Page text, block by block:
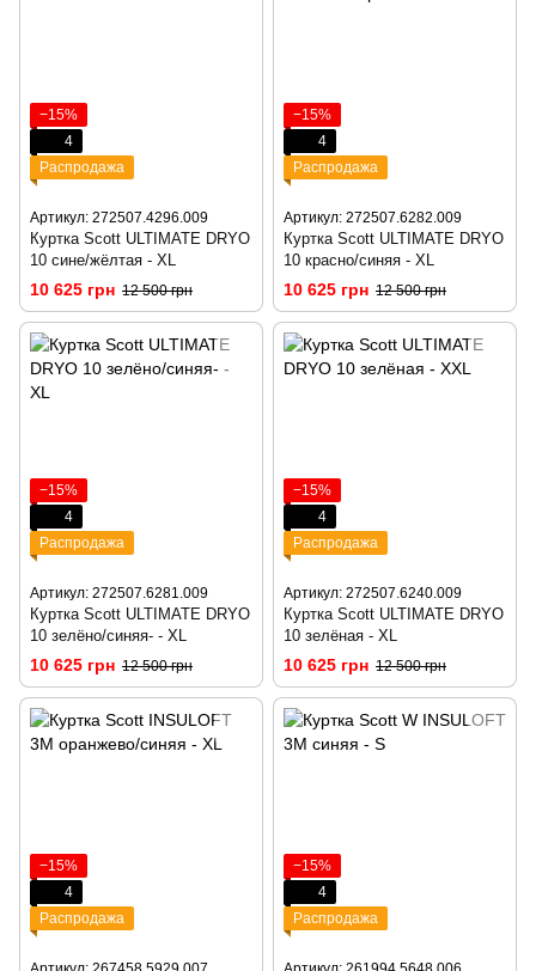
−15%
4
Распродажа
Артикул: 272507.4296.009
Куртка Scott ULTIMATE DRYO
10 сине/жёлтая - XL
10 625 грн 12 500 грн
−15%
4
Распродажа
Артикул: 272507.6282.009
Куртка Scott ULTIMATE DRYO
10 красно/синяя - XL
10 625 грн 12 500 грн
−15%
4
Распродажа
Артикул: 272507.6281.009
Куртка Scott ULTIMATE DRYO
10 зелёно/синяя- - XL
10 625 грн 12 500 грн
−15%
4
Распродажа
Артикул: 272507.6240.009
Куртка Scott ULTIMATE DRYO
10 зелёная - XL
10 625 грн 12 500 грн
−15%
4
Распродажа
−15%
4
Распродажа